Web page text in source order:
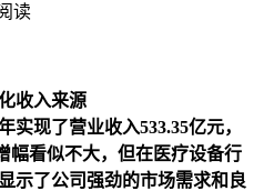
读
收入来源
实现了营业收入533.35亿元，
幅看似不大，但在医疗设备行
示了公司强劲的市场需求和良